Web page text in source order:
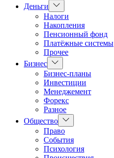
Деньги
Показать
подменю
Налоги
Накопления
Пенсионный фонд
Платёжные системы
Прочее
Бизнес Показать
подменю
Бизнес-планы
Инвестиции
Менеджемент
Форекс
Разное
Общество Показать
подменю
Право
События
Психология